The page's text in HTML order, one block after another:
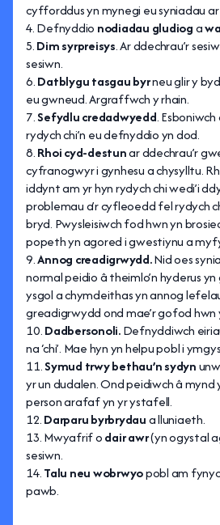
cyfforddus yn mynegi eu syniadau
Defnyddio nodiadau gludioga
Dim syrpreisys. Ar ddechrau’r
sesiwn.
Datblygu tasgau byrneu glir y
eu gwneud. Argraffwch y rhain.
Sefydlucredadwyedd. Esboniwch
rydych chi’n eu defnyddio yn dod.
Rhoi cyd-destunar ddechrau’r
cyfranogwyr i gynhesu a chysylltu.
iddynt am yr hyn rydych chi wedi’i
problemau a’r cyfleoedd fel rydych
bryd. Pwysleisiwch fod hwn yn
popeth yn agored i gwestiynu a
Annog creadigrwydd.Nid oes
normal peidio â theimlo’n hyderus
ysgol a chymdeithas yn annog
greadigrwydd ond mae’r gofod hwn
Dadbersonoli.Defnyddiwch
na ‘chi’. Mae hyn yn helpu pobl i
Symud trwy bethau’n sydyn
yr un dudalen. Ond peidiwch â mynd
person arafaf yn yr ystafell.
Darparu byrbrydaua lluniaeth.
Mwyafrif odair awr(yn ogystal
sesiwn.
Talu neu wobrwyopobl am
pawb.